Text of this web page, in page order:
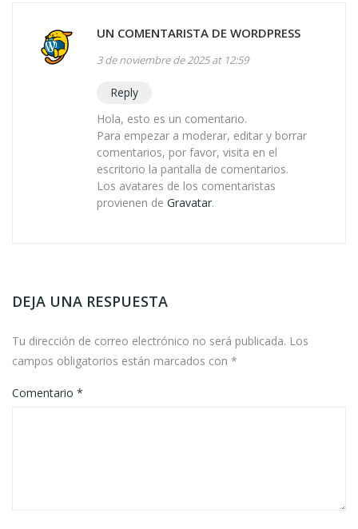
UN COMENTARISTA DE WORDPRESS
3 de noviembre de 2025 at 12:59
Reply
Hola, esto es un comentario.
Para empezar a moderar, editar y borrar
comentarios, por favor, visita en el
escritorio la pantalla de comentarios.
Los avatares de los comentaristas
provienen de Gravatar.
DEJA UNA RESPUESTA
Tu dirección de correo electrónico no será publicada. Los
campos obligatorios están marcados con *
Comentario *